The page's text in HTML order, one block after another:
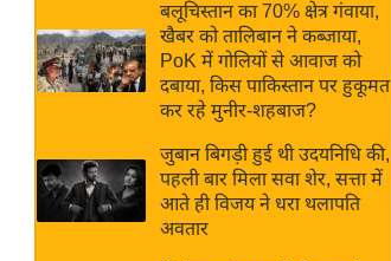
Hindi
Hindi
Videos
राय
बजट
IPL
2026
बलूचिस्तान का 70% क्षेत्र गंवाया,
खैबर को तालिबान ने कब्जाया,
PoK में गोलियों से आवाज को
दबाया, किस पाकिस्तान पर हुकूमत
कर रहे मुनीर-शहबाज?
जुबान बिगड़ी हुई थी उदयनिधि की,
पहली बार मिला सवा शेर, सत्ता में
आते ही विजय ने धरा थलापति
अवतार